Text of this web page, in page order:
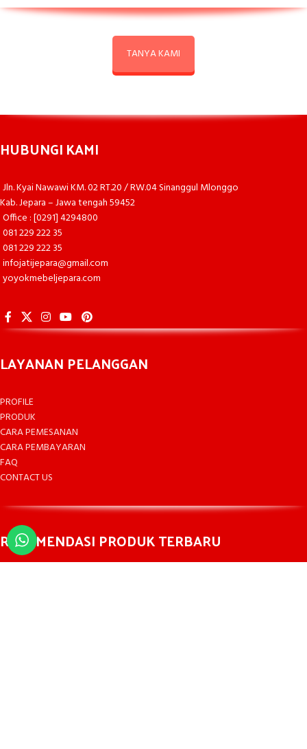
TANYA KAMI
HUBUNGI KAMI
Jln. Kyai Nawawi KM. 02 RT.20 / RW.04 Sinanggul Mlonggo
Kab. Jepara – Jawa tengah 59452
Office : [0291] 4294800
081 229 222 35
081 229 222 35
infojatijepara@gmail.com
yoyokmebeljepara.com
LAYANAN PELANGGAN
PROFILE
PRODUK
CARA PEMESANAN
CARA PEMBAYARAN
FAQ
CONTACT US
REKOMENDASI PRODUK TERBARU